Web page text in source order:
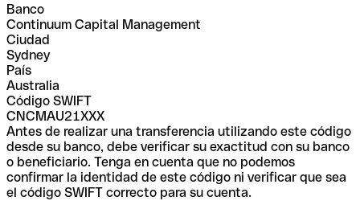
Banco
Continuum Capital Management
Ciudad
Sydney
País
Australia
Código SWIFT
CNCMAU21XXX
Antes de realizar una transferencia utilizando este código
desde su banco, debe verificar su exactitud con su banco
o beneficiario. Tenga en cuenta que no podemos
confirmar la identidad de este código ni verificar que sea
el código SWIFT correcto para su cuenta.